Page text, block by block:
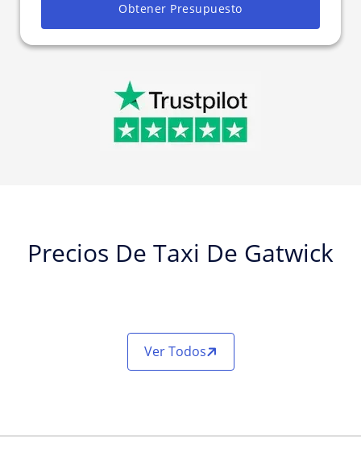
Obtener Presupuesto
Precios De Taxi De Gatwick
Ver Todos